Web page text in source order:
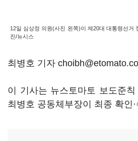
12일 심상정 의원(사진 왼쪽)이 제20대 대통령선거
진/뉴시스
최병호 기자
이 기사는 뉴스토마토 보도준
최병호 공동체부장이 최종 확인